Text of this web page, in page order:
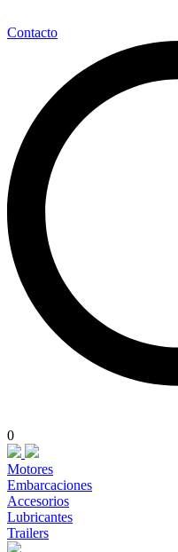
Contacto
0
Motores
Embarcaciones
Accesorios
Lubricantes
Trailers